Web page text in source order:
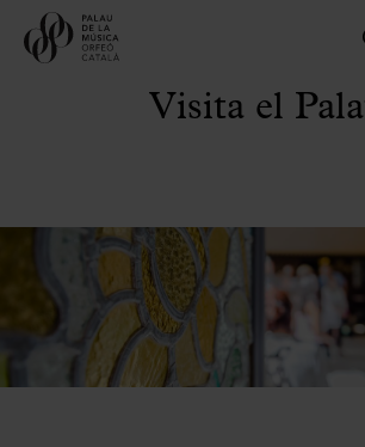
Visita el